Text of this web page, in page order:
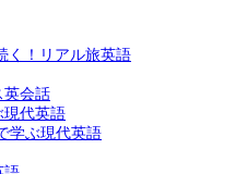
く！リアル旅英語
英会話
現代英語
学ぶ現代英語